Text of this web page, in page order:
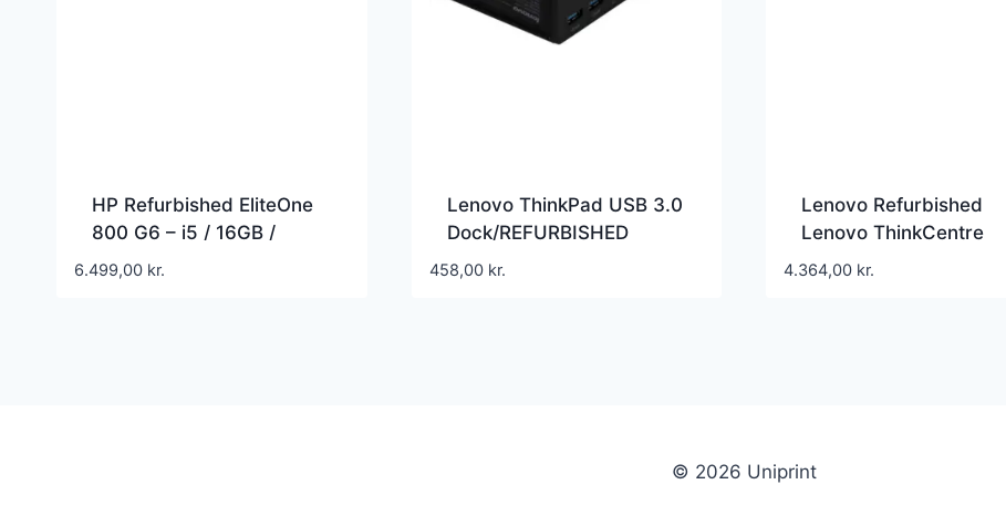
HP Refurbished EliteOne
800 G6 – i5 / 16GB /
256GB
6.499,00 kr.
Lenovo ThinkPad USB 3.0
Dock/REFURBISHED
enhed – Dockingstation –
458,00 kr.
Lenovo Refurbished
Lenovo ThinkCentre
M70Q G2 – tiny Core i5
4.364,00 kr.
© 2026 Uniprint